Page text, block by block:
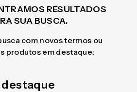
RESULTADOS
SUA BUSCA.
com novos termos ou
produtos em destaque: